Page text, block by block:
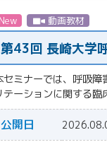
New 動画教材
第43回 長崎大学
セミナーでは、呼吸障
テーションに関する
公開日